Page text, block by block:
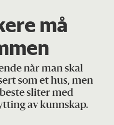
må
når man skal
som et hus, men
sliter med
av kunnskap.